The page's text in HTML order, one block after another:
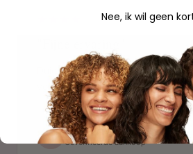
Duidelijke website, makkelijk
verpakking. Volgende keer weer.
S Savannah
Geverifieerde aankoop
Nee, ik wil geen